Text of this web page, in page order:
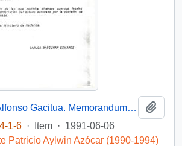
[Asesoría legal Alfonso Gacitua. Memorandum de Carlos Bascuñán, Jefe de Gabinete a Alfonso Gacitua]
1-6 · Item · 1991-06-06
Patricio Aylwin Azócar (1990-1994)